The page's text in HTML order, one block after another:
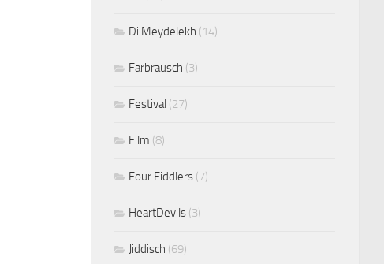
Di Meydelekh (14)
Farbrausch (3)
Festival (27)
Film (8)
Four Fiddlers (7)
HeartDevils (3)
Jiddisch (69)